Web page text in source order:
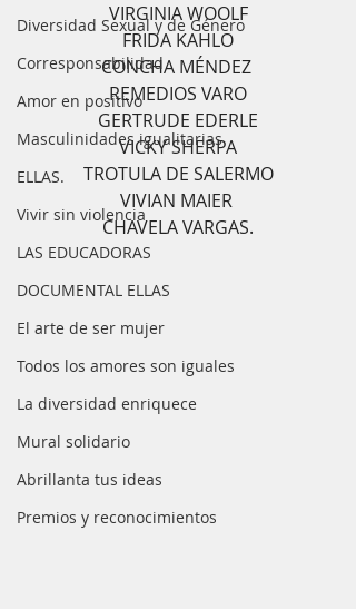
Diversidad Sexual y de Género
Corresponsabilidad
Amor en positivo
Masculinidades igualitarias
ELLAS.
Vivir sin violencia
LAS EDUCADORAS
DOCUMENTAL ELLAS
El arte de ser mujer
Todos los amores son iguales
La diversidad enriquece
Mural solidario
Abrillanta tus ideas
Premios y reconocimientos
VIRGINIA WOOLF
FRIDA KAHLO
CONCHA MÉNDEZ
REMEDIOS VARO
GERTRUDE EDERLE
VICKY SHERPA
TROTULA DE SALERMO
VIVIAN MAIER
CHAVELA VARGAS.